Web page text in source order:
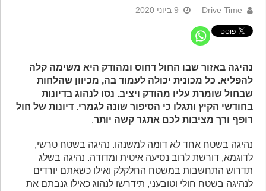
Drive Time 9 ביוני 2020
נהיגה באזור שבו החול דחוס ומהודק היא משימה קלה
להפליא. כל מכונית יכולה לעמוד בה, מכיוון שהלחות
שבחול שומרת עליו מהודק ויציב. נסו לנהוג בדיונות
בחודשי הקיץ ותגלו כי הסיפור שונה לגמרי. דיונות של חול
רופף ורך מציבות לכם אתגר קשה יותר.
נהיגה בשטח אחד לא דומה למשנהו. נהיגה בשטח טרשי,
לדוגמא, דורשת לרוב נסיעה איטית ומדודה. נהיגה בשלג
תדרוש התחשבות במשטח החלקלק ואילו כשאתם יורדים
לנהיגה בשטח חולי וטובעני, תידרשו לנהוג כאילו גנבתם את